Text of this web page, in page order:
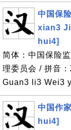
中国保
xian3
hui4]
简体：中国保险
理委员会 / 拼音
Guan3 li3 Wei3
中国作
hui4]